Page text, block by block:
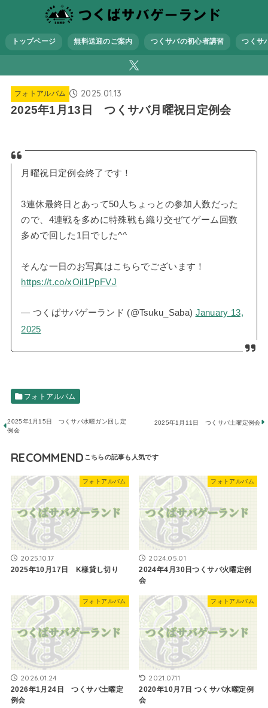
トップページ 無料送迎のご案内 つくサバの初心者講習 つくサ
フォトアルバム 2025.01.13
2025年1月13日 つくサバ月曜祝日定例会
月曜祝日定例会終了です！
3連休最終日とあって50人ちょっとの参加人数だった
ので、4連戦を多めに特殊戦も織り交ぜてゲーム回数
多めで回した1日でした^^
そんな一日のお写真はこちらでございます！
https://t.co/xOil1PpFVJ
— つくばサバゲーランド (@Tsuku_Saba) January 13,
2025
フォトアルバム
2025年1月15日 つくサバ水曜ガン回し定
例会
2025年1月11日 つくサバ土曜定例会
RECOMMEND
フォトアルバム
2025.10.17
2025年10月17日 K様貸し切り
フォトアルバム
2024.05.01
2024年4月30日つくサバ火曜定例
会
フォトアルバム
2026.01.24
2026年1月24日 つくサバ土曜定
例会
フォトアルバム
2021.07.11
2020年10月7日 つくサバ水曜定例
会